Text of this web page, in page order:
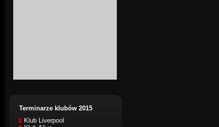
Terminarze klubów 2015
Klub Liverpool